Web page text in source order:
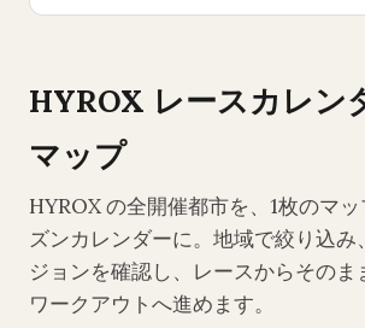
HYROX レースカレン
マップ
HYROX の全開催都市を、1枚のマ
ズンカレンダーに。地域で絞り込み
ジョンを確認し、レースからそのま
ワークアウトへ進めます。